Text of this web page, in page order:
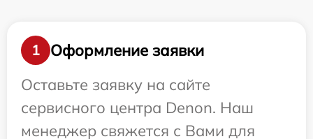
1
Оформление заявки
Оставьте заявку на сайте
сервисного центра Denon. Наш
менеджер свяжется с Вами для